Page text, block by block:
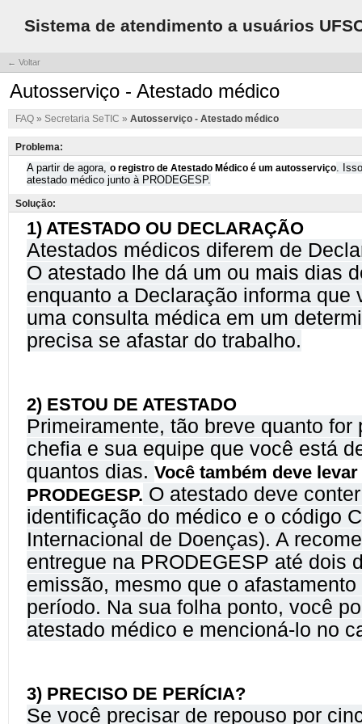
Sistema de atendimento a usuários
← Voltar
Autosserviço - Atestado médico
FAQ » Secretaria SeTIC » Autosserviço - Atestado médico
Problema:
Solução: